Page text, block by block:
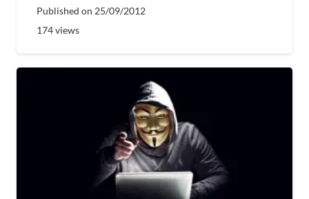
Published on 25/09/2012
174views